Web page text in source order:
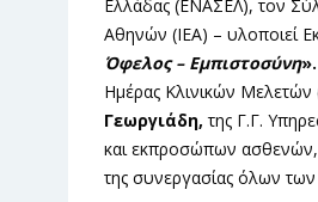
Ελλάδας (ΕΝΑΣΕΛ), τον
Αθηνών (ΙΕΑ) – υλοποιεί
Όφελος – Εμπιστοσύνη».
Ημέρας Κλινικών
Γεωργιάδη,της Γ.Γ.
και εκπροσώπων ασθενών,
της συνεργασίας όλων